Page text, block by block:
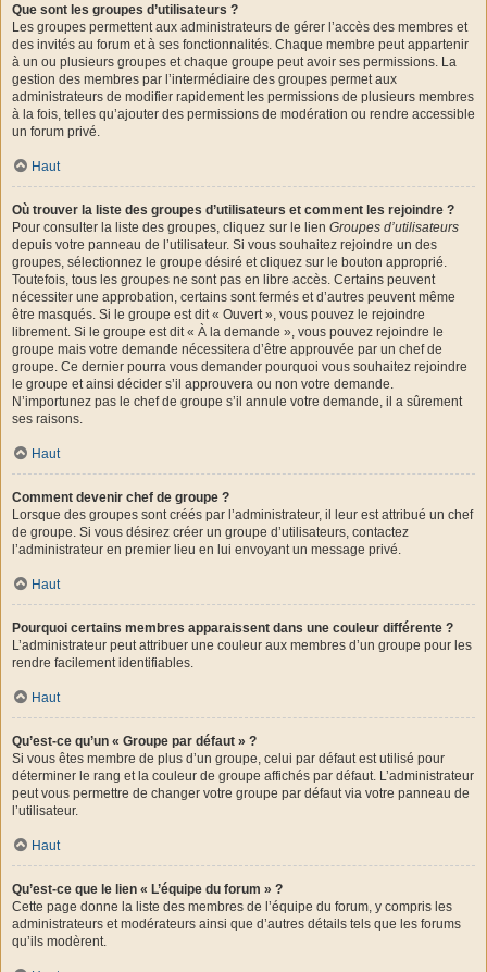
Que sont les groupes d’utilisateurs ?
Les groupes permettent aux administrateurs de gérer l’accès des membres et
des invités au forum et à ses fonctionnalités. Chaque membre peut appartenir
à un ou plusieurs groupes et chaque groupe peut avoir ses permissions. La
gestion des membres par l’intermédiaire des groupes permet aux
administrateurs de modifier rapidement les permissions de plusieurs membres
à la fois, telles qu’ajouter des permissions de modération ou rendre accessible
un forum privé.
Haut
Où trouver la liste des groupes d’utilisateurs et comment les rejoindre ?
Pour consulter la liste des groupes, cliquez sur le lien Groupes d’utilisateurs
depuis votre panneau de l’utilisateur. Si vous souhaitez rejoindre un des
groupes, sélectionnez le groupe désiré et cliquez sur le bouton approprié.
Toutefois, tous les groupes ne sont pas en libre accès. Certains peuvent
nécessiter une approbation, certains sont fermés et d’autres peuvent même
être masqués. Si le groupe est dit « Ouvert », vous pouvez le rejoindre
librement. Si le groupe est dit « À la demande », vous pouvez rejoindre le
groupe mais votre demande nécessitera d’être approuvée par un chef de
groupe. Ce dernier pourra vous demander pourquoi vous souhaitez rejoindre
le groupe et ainsi décider s’il approuvera ou non votre demande.
N’importunez pas le chef de groupe s’il annule votre demande, il a sûrement
ses raisons.
Haut
Comment devenir chef de groupe ?
Lorsque des groupes sont créés par l’administrateur, il leur est attribué un chef
de groupe. Si vous désirez créer un groupe d’utilisateurs, contactez
l’administrateur en premier lieu en lui envoyant un message privé.
Haut
Pourquoi certains membres apparaissent dans une couleur différente ?
L’administrateur peut attribuer une couleur aux membres d’un groupe pour les
rendre facilement identifiables.
Haut
Qu’est-ce qu’un « Groupe par défaut » ?
Si vous êtes membre de plus d’un groupe, celui par défaut est utilisé pour
déterminer le rang et la couleur de groupe affichés par défaut. L’administrateur
peut vous permettre de changer votre groupe par défaut via votre panneau de
l’utilisateur.
Haut
Qu’est-ce que le lien « L’équipe du forum » ?
Cette page donne la liste des membres de l’équipe du forum, y compris les
administrateurs et modérateurs ainsi que d’autres détails tels que les forums
qu’ils modèrent.